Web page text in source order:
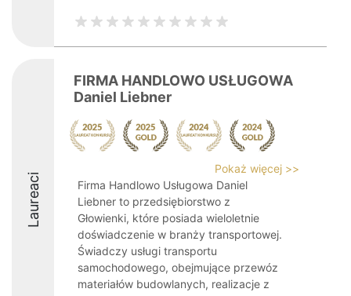
Laureaci
FIRMA HANDLOWO USŁUGOWA
Daniel Liebner
Pokaż więcej >>
Firma Handlowo Usługowa Daniel
Liebner to przedsiębiorstwo z
Głowienki, które posiada wieloletnie
doświadczenie w branży transportowej.
Świadczy usługi transportu
samochodowego, obejmujące przewóz
materiałów budowlanych, realizacje z